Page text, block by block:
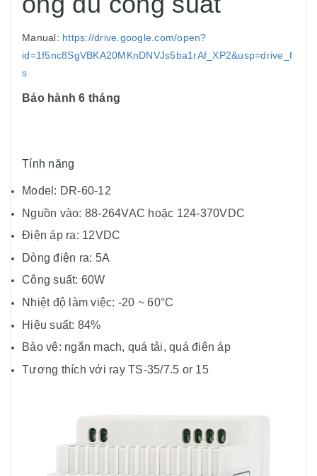
Manual: https://drive.google.com/open?
id=1f5nc8SgVBKA20MKnDNVJs5ba1rAf_XP2&usp=drive_f
s
Bảo hành 6 tháng
Tính năng
Model: DR-60-12
Nguồn vào: 88-264VAC hoặc 124-370VDC
Điện áp ra: 12VDC
Dòng điện ra: 5A
Công suất: 60W
Nhiệt độ làm việc: -20 ~ 60°C
Hiệu suất: 84%
Bảo vệ: ngắn mạch, quá tải, quá điện áp
Tương thích với ray TS-35/7.5 or 15